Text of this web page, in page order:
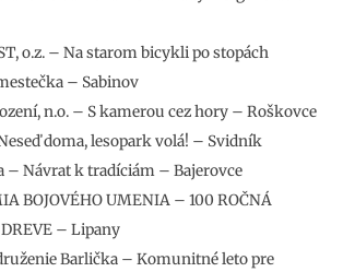
o.z. – Na starom bicykli po stopách
– Sabinov
n.o. – S kamerou cez hory – Roškovce
doma, lesopark volá! – Svidník
– Návrat k tradíciám – Bajerovce
BOJOVÉHO UMENIA – 100 ROČNÁ
– Lipany
Barlička – Komunitné leto pre